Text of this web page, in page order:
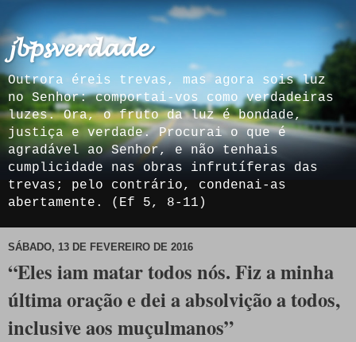
𝓳𝓫𝓹𝓼𝓿𝓮𝓻𝓭𝓪𝓭𝓮
Outrora éreis trevas, mas agora sois luz
no Senhor: comportai-vos como verdadeiras
luzes. Ora, o fruto da luz é bondade,
justiça e verdade. Procurai o que é
agradável ao Senhor, e não tenhais
cumplicidade nas obras infrutíferas das
trevas; pelo contrário, condenai-as
abertamente. (Ef 5, 8-11)
SÁBADO, 13 DE FEVEREIRO DE 2016
“Eles iam matar todos nós. Fiz a minha
última oração e dei a absolvição a todos,
inclusive aos muçulmanos”